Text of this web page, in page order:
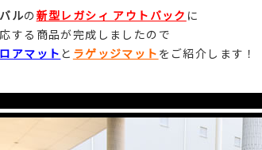
ルの新型レガシィ アウトバック に
する商品が完成しましたので
アマット と ラゲッジマット をご紹介します！